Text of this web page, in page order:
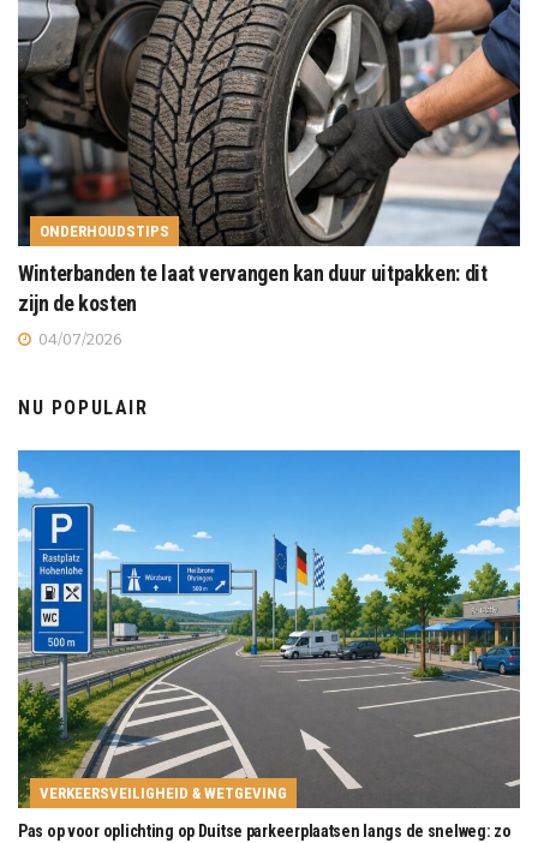
ONDERHOUDSTIPS
Winterbanden te laat vervangen kan duur uitpakken: dit
zijn de kosten
04/07/2026
NU POPULAIR
VERKEERSVEILIGHEID & WETGEVING
Pas op voor oplichting op Duitse parkeerplaatsen langs de snelweg: zo